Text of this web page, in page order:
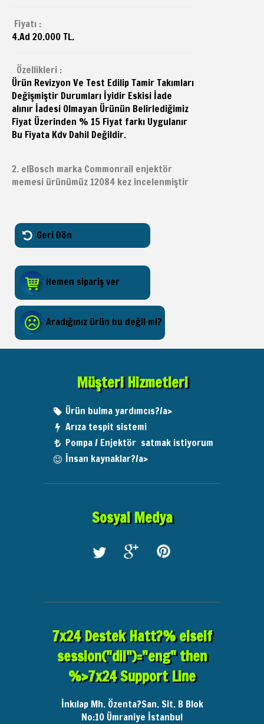
Fiyatı :
4.Ad 20.000 TL.
Özellikleri :
Ürün Revizyon Ve Test Edilip Tamir Takımları
Değişmiştir Durumları İyidir Eskisi İade
alınır İadesi Olmayan Ürünün Belirlediğimiz
Fiyat Üzerinden % 15 Fiyat farkı Uygulanır
Bu Fiyata Kdv Dahil Değildir.
2. elBosch marka Commonrail enjektör
memesi ürünümüz 12084 kez incelenmiştir
Geri Dön
Hemen sipariş ver
Aradığınız ürün bu değil mi?
Müşteri Hizmetleri
Ürün bulma yardımcıs?/a>
Arıza tespit sistemi
Pompa / Enjektör satmak istiyorum
İnsan kaynaklar?/a>
Sosyal Medya
7x24 Destek Hatt?% elseif
session("dil")="eng" then
%>7x24 Support Line
İnkılap Mh. Özenta?San. Sit. B Blok
No:10 Ümraniye İstanbul